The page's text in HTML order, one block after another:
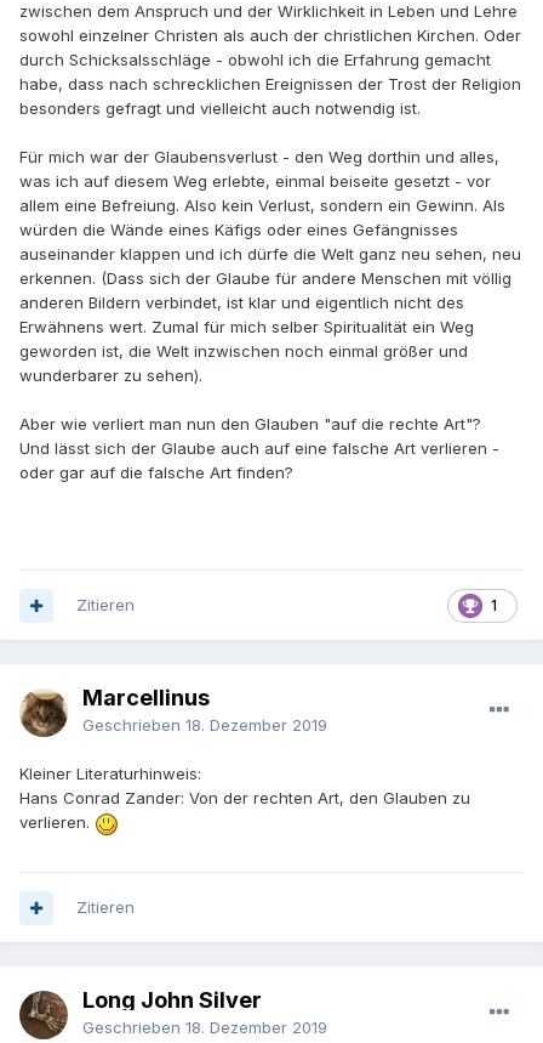
zwischen dem Anspruch und der Wirklichkeit in Leben und Lehre
sowohl einzelner Christen als auch der christlichen Kirchen. Oder
durch Schicksalsschläge - obwohl ich die Erfahrung gemacht
habe, dass nach schrecklichen Ereignissen der Trost der Religion
besonders gefragt und vielleicht auch notwendig ist.
Für mich war der Glaubensverlust - den Weg dorthin und alles,
was ich auf diesem Weg erlebte, einmal beiseite gesetzt - vor
allem eine Befreiung. Also kein Verlust, sondern ein Gewinn. Als
würden die Wände eines Käfigs oder eines Gefängnisses
auseinander klappen und ich dürfe die Welt ganz neu sehen, neu
erkennen. (Dass sich der Glaube für andere Menschen mit völlig
anderen Bildern verbindet, ist klar und eigentlich nicht des
Erwähnens wert. Zumal für mich selber Spiritualität ein Weg
geworden ist, die Welt inzwischen noch einmal größer und
wunderbarer zu sehen).
Aber wie verliert man nun den Glauben "auf die rechte Art"?
Und lässt sich der Glaube auch auf eine falsche Art verlieren -
oder gar auf die falsche Art finden?
1
Zitieren
Marcellinus
Geschrieben 18. Dezember 2019
Kleiner Literaturhinweis:
Hans Conrad Zander: Von der rechten Art, den Glauben zu
verlieren.
Zitieren
Long John Silver
Geschrieben 18. Dezember 2019